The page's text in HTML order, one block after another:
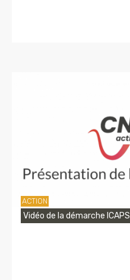
ACTION
Vidéo de la démarche ICAPS